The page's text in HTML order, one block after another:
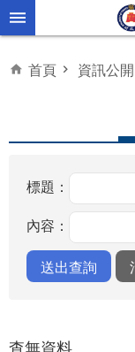
跳到主要內容區塊
首頁 資訊公開
標題：
內容：
查無資料